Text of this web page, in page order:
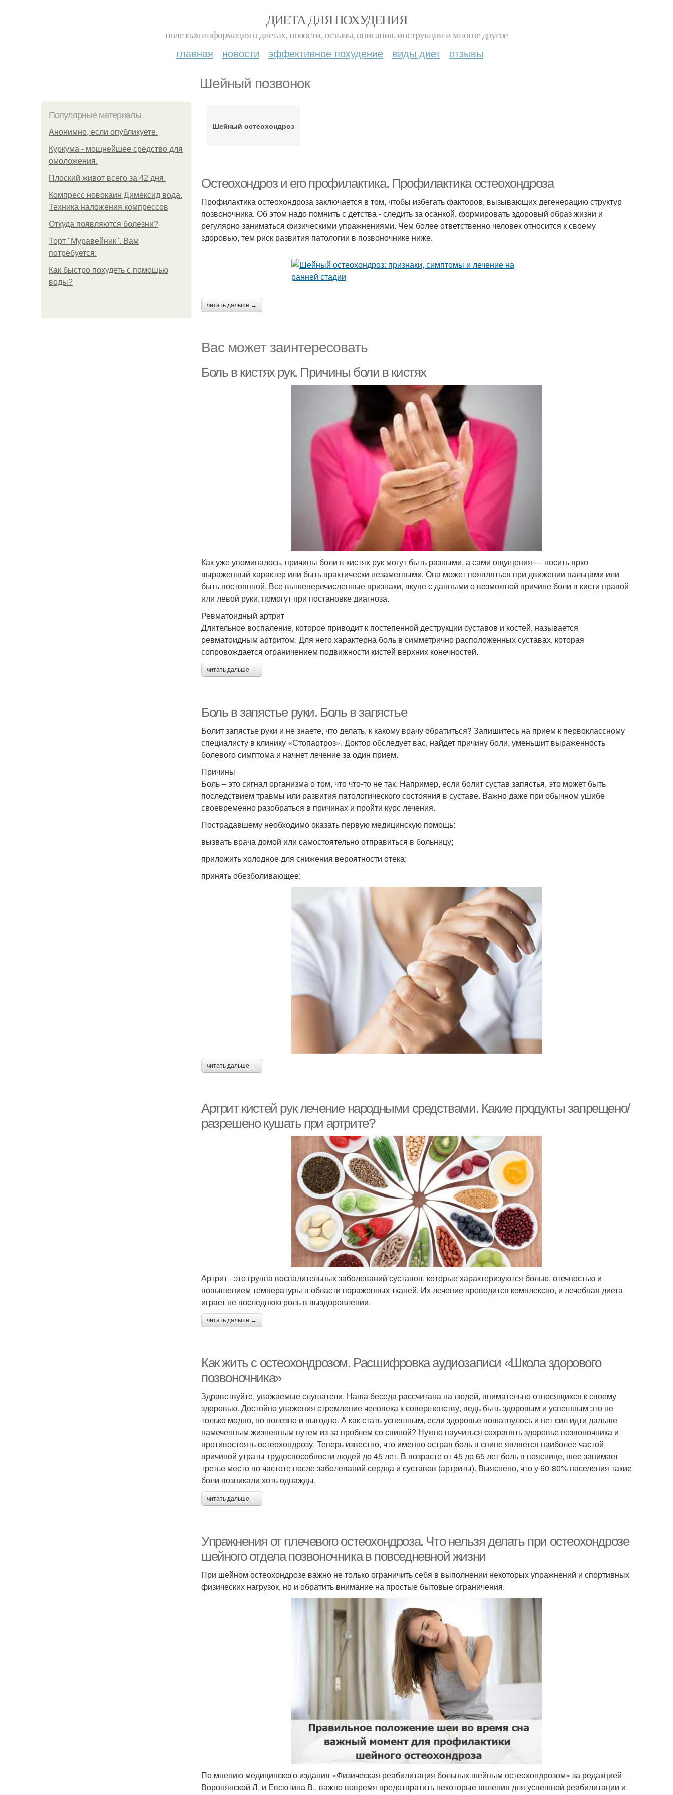
ДИЕТА ДЛЯ ПОХУДЕНИЯ
полезная информация о диетах, новости, отзывы, описания, инструкции и многое другое
главная новости эффективное похудение виды диет отзывы
Шейный позвонок
Популярные материалы
Анонимно, если опубликуете.
Куркума - мощнейшее средство для
омоложения.
Плоский живот всего за 42 дня.
Компресс новокаин Димексид вода.
Техника наложения компрессов
Откуда появляются болезни?
Торт "Муравейник". Вам
потребуется:
Как быстро похудеть с помощью
воды?
Шейный остеохондроз
Остеохондроз и его профилактика. Профилактика остеохондроза
Профилактика остеохондроза заключается в том, чтобы избегать факторов, вызывающих дегенерацию структур
позвоночника. Об этом надо помнить с детства - следить за осанкой, формировать здоровый образ жизни и
регулярно заниматься физическими упражнениями. Чем более ответственно человек относится к своему
здоровью, тем риск развития патологии в позвоночнике ниже.
читать дальше →
Вас может заинтересовать
Боль в кистях рук. Причины боли в кистях
Как уже упоминалось, причины боли в кистях рук могут быть разными, а сами ощущения — носить ярко
выраженный характер или быть практически незаметными. Она может появляться при движении пальцами или
быть постоянной. Все вышеперечисленные признаки, вкупе с данными о возможной причине боли в кисти правой
или левой руки, помогут при постановке диагноза.
Ревматоидный артрит
Длительное воспаление, которое приводит к постепенной деструкции суставов и костей, называется
ревматоидным артритом. Для него характерна боль в симметрично расположенных суставах, которая
сопровождается ограничением подвижности кистей верхних конечностей.
читать дальше →
Боль в запястье руки. Боль в запястье
Болит запястье руки и не знаете, что делать, к какому врачу обратиться? Запишитесь на прием к первоклассному
специалисту в клинику «Стопартроз». Доктор обследует вас, найдет причину боли, уменьшит выраженность
болевого симптома и начнет лечение за один прием.
Причины
Боль – это сигнал организма о том, что что-то не так. Например, если болит сустав запястья, это может быть
последствием травмы или развития патологического состояния в суставе. Важно даже при обычном ушибе
своевременно разобраться в причинах и пройти курс лечения.
Пострадавшему необходимо оказать первую медицинскую помощь:
вызвать врача домой или самостоятельно отправиться в больницу;
приложить холодное для снижения вероятности отека;
принять обезболивающее;
читать дальше →
Артрит кистей рук лечение народными средствами. Какие продукты запрещено/
разрешено кушать при артрите?
Артрит - это группа воспалительных заболеваний суставов, которые характеризуются болью, отечностью и
повышением температуры в области пораженных тканей. Их лечение проводится комплексно, и лечебная диета
играет не последнюю роль в выздоровлении.
читать дальше →
Как жить с остеохондрозом. Расшифровка аудиозаписи «Школа здорового
позвоночника»
Здравствуйте, уважаемые слушатели. Наша беседа рассчитана на людей, внимательно относящихся к своему
здоровью. Достойно уважения стремление человека к совершенству, ведь быть здоровым и успешным это не
только модно, но полезно и выгодно. А как стать успешным, если здоровье пошатнулось и нет сил идти дальше
намеченным жизненным путем из-за проблем со спиной? Нужно научиться сохранять здоровье позвоночника и
противостоять остеохондрозу. Теперь известно, что именно острая боль в спине является наиболее частой
причиной утраты трудоспособности людей до 45 лет. В возрасте от 45 до 65 лет боль в пояснице, шее занимает
третье место по частоте после заболеваний сердца и суставов (артриты). Выяснено, что у 60-80% населения такие
боли возникали хоть однажды.
читать дальше →
Упражнения от плечевого остеохондроза. Что нельзя делать при остеохондрозе
шейного отдела позвоночника в повседневной жизни
При шейном остеохондрозе важно не только ограничить себя в выполнении некоторых упражнений и спортивных
физических нагрузок, но и обратить внимание на простые бытовые ограничения.
По мнению медицинского издания «Физическая реабилитация больных шейным остеохондрозом» за редакцией
Воронянской Л. и Евсютина В., важно вовремя предотвратить некоторые явления для успешной реабилитации и